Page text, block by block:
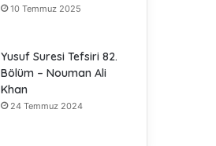
10 Temmuz 2025
Yusuf Suresi Tefsiri 82.
Bölüm – Nouman Ali
Khan
24 Temmuz 2024